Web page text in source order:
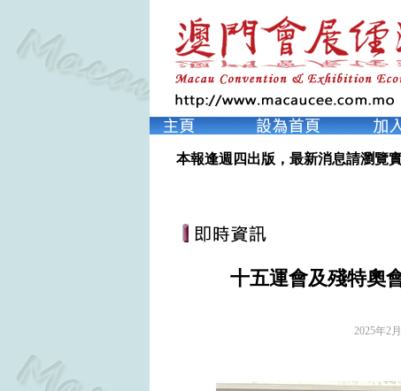
本報逢週四出版，最新消息請瀏覽
十五運會及殘特奧
2025年2